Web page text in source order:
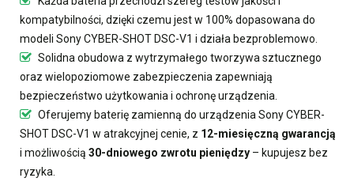
kompatybilności, dzięki czemu jest w 100% dopasowana do
modeli Sony CYBER-SHOT DSC-V1 i działa bezproblemowo.
Solidna obudowa z wytrzymałego tworzywa sztucznego
oraz wielopoziomowe zabezpieczenia zapewniają
bezpieczeństwo użytkowania i ochronę urządzenia.
Oferujemybaterię zamienną do urządzenia Sony CYBER-
SHOT DSC-V1 w atrakcyjnej cenie, z 12-miesięczną gwarancją
i możliwością 30-dniowego zwrotu pieniędzy – kupujesz bez
ryzyka.